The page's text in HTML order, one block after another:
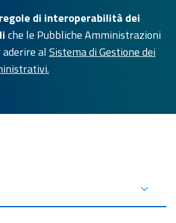
di interoperabilità dei
che le Pubbliche Amministrazioni
alSistema di Gestione dei